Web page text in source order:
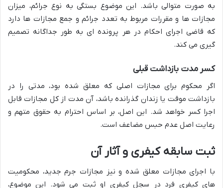
به صورت متوالی باشد. این موضوع بستگی به نوع جرائم، میزان
مجازات ها و مقررات مربوط به تعدد جرائم و جمع مجازات ها دارد
که قاضی اجرای احکام در هر پرونده ای به طور جداگانه تصمیم
گیری می کند.
کسر مدت بازداشت قبلی
اگر محکوم برای مجازات اصلی که معلق شده بود، مدتی را در
بازداشت موقت یا زندان گذرانده باشد، آن مدت از کل مجازات قابل
اجرا کسر خواهد شد. این اصل، بر اساس احترام به حقوق متهم و
رعایت اصل عدم حبس مضاعف است.
ثبت سابقه کیفری و آثار آن
با اجرای مجازات معلق شده و نیز مجازات جرم جدید، محکومیت
های کیفری فرد در سجل کیفری او ثبت می شود. این موضوع،